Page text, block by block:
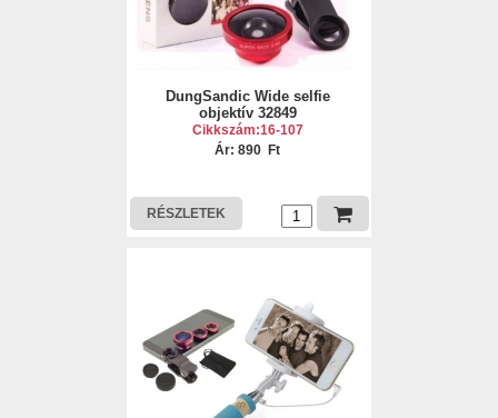
DungSandic Wide selfie
objektív 32849
Cikkszám:16-107
Ár: 890 Ft
RÉSZLETEK